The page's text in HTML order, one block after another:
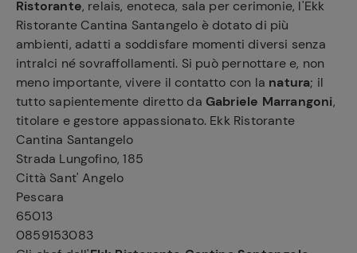
Ristorante, relais, enoteca, sala per cerimonie, l'Ekk
Ristorante Cantina Santangelo è dotato di più
ambienti, adatti a soddisfare momenti diversi senza
intralci né sovraffollamenti. Si può pernottare e, non
meno importante, vivere il contatto con la natura; il
tutto sapientemente diretto da Gabriele Marrangoni,
titolare e gestore appassionato. Ekk Ristorante
Cantina Santangelo
Strada Lungofino, 185
Città Sant' Angelo
Pescara
65013
0859153083